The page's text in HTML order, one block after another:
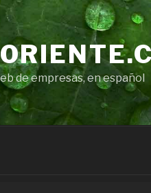
de empresas, en español